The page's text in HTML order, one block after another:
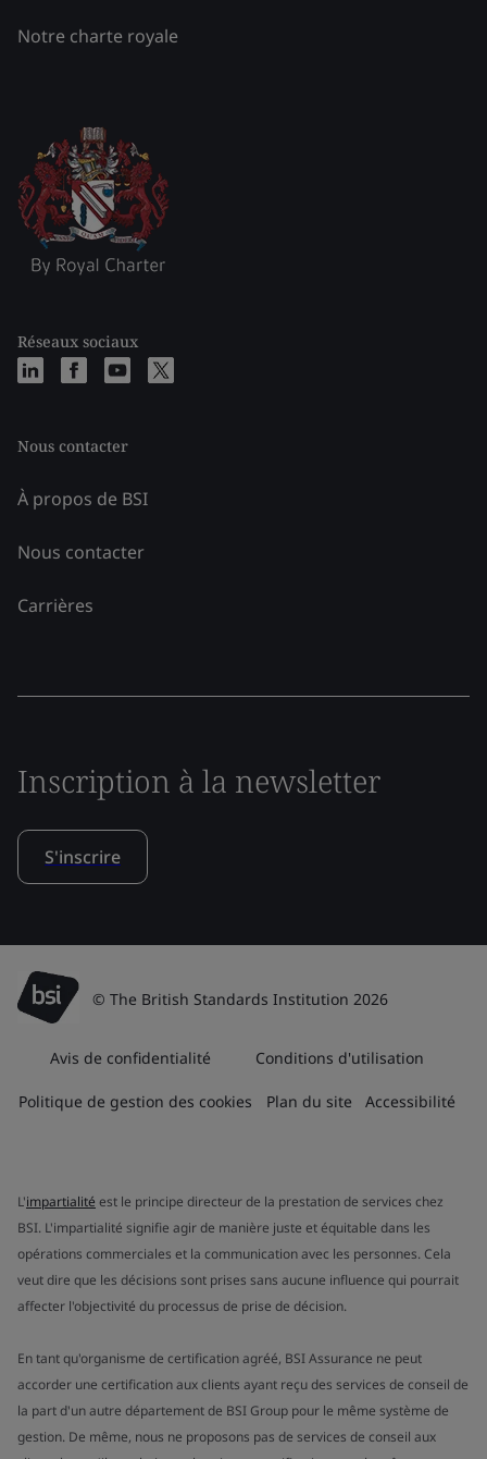
Notre charte royale
Réseaux sociaux
Nous contacter
À propos de BSI
Nous contacter
Carrières
Inscription à la newsletter
S'inscrire
© The British Standards Institution 2026
Avis de confidentialité Conditions d'utilisation
Politique de gestion des cookies Plan du site Accessibilité
L'impartialité est le principe directeur de la prestation de services chez
BSI. L'impartialité signifie agir de manière juste et équitable dans les
opérations commerciales et la communication avec les personnes. Cela
veut dire que les décisions sont prises sans aucune influence qui pourrait
affecter l'objectivité du processus de prise de décision.
En tant qu'organisme de certification agréé, BSI Assurance ne peut
accorder une certification aux clients ayant reçu des services de conseil de
la part d'un autre département de BSI Group pour le même système de
gestion. De même, nous ne proposons pas de services de conseil aux